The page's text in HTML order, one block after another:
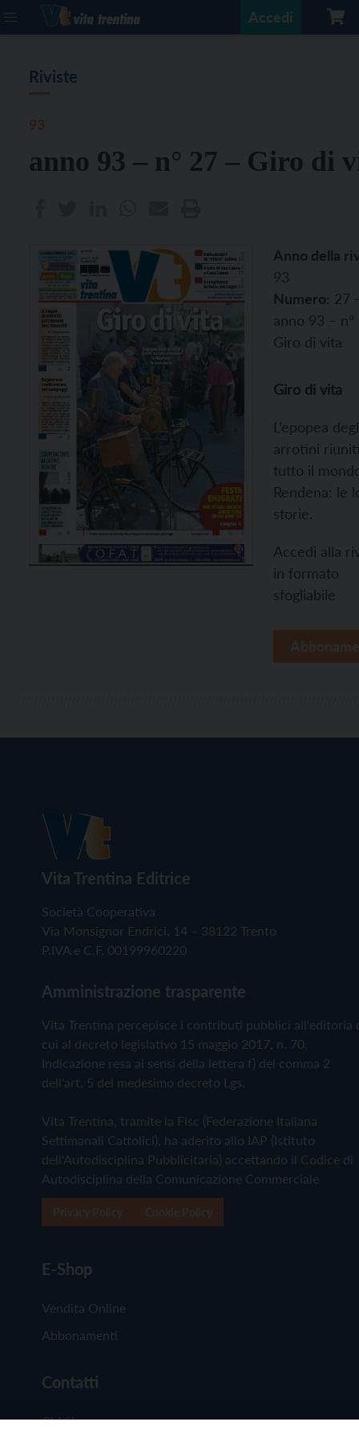
Accedi
Riviste
anno 93 – n° 27 – Giro di
Anno della
93
Numero: 27 -
anno 93 – n°
Giro di vita
Giro di vita
L’epopea
arrotini
tutto il
Rendena: le
storie.
Accedi alla
in formato
sfogliabile
Vita Trentina Editrice
Società Cooperativa
Via Monsignor Endrici, 14 – 38122 Trento
P.IVA e C.F. 00199960220
Amministrazione trasparente
Vita Trentina percepisce i contributi pubblici all'editoria
cui al decreto legislativo 15 maggio 2017, n. 70.
Indicazione resa ai sensi della lettera f) del comma 2
dell'art. 5 del medesimo decreto Lgs.
Vita Trentina, tramite la Fisc (Federazione Italiana
Settimanali Cattolici), ha aderito allo IAP (Istituto
dell'Autodisciplina Pubblicitaria) accettando il Codice di
Autodisciplina della Comunicazione Commerciale
E-Shop
Vendita Online
Abbonamenti
Contatti
Chi Siamo